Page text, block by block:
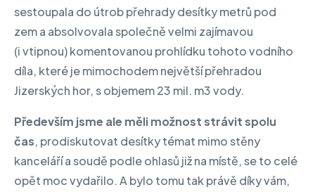
sestoupala do útrob přehrady desítky metrů pod
zem a absolvovala společně velmi zajímavou
(i vtipnou) komentovanou prohlídku tohoto vodního
díla, které je mimochodem největší přehradou
Jizerských hor, s objemem 23 mil. m3 vody.
Především jsme ale měli možnost strávit spolu
čas, prodiskutovat desítky témat mimo stěny
kanceláří a soudě podle ohlasů již na místě, se to celé
opět moc vydařilo. A bylo tomu tak právě díky vám,